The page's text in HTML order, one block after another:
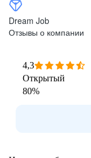
Dream Job
Отзывы о компании
4,3
Открытый
80%